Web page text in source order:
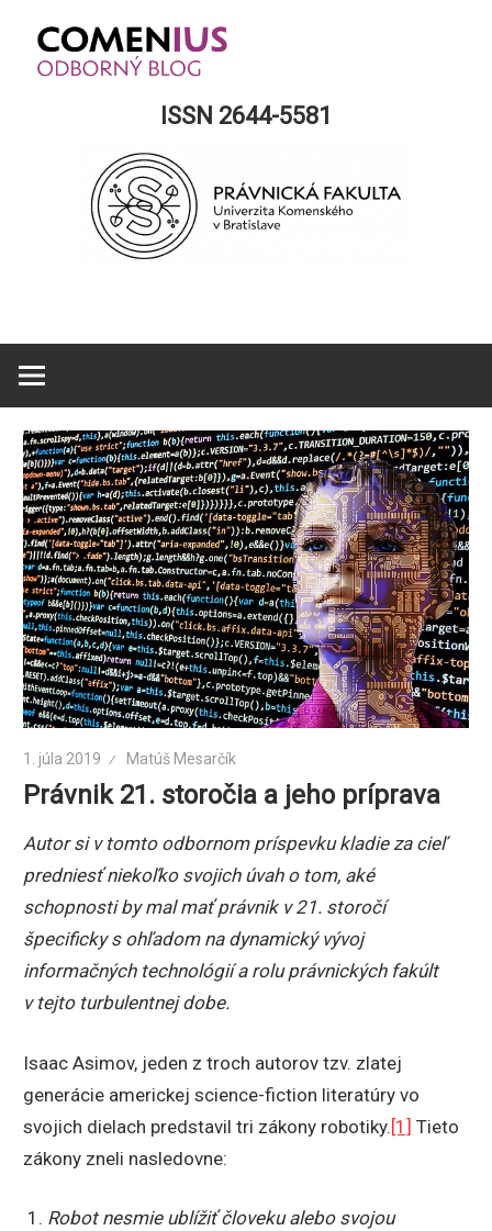
content
Comenius
Blog
ISSN 2644-5581
1. júla 2019 Matúš Mesarčík
Právnik 21. storočia a jeho príprava
Autor si v tomto odbornom príspevku kladie za cieľ
predniesť niekoľko svojich úvah o tom, aké
schopnosti by mal mať právnik v 21. storočí
špecificky s ohľadom na dynamický vývoj
informačných technológií a rolu právnických fakúlt
v tejto turbulentnej dobe.
Isaac Asimov, jeden z troch autorov tzv. zlatej
generácie americkej science-fiction literatúry vo
svojich dielach predstavil tri zákony robotiky. [1] Tieto
zákony zneli nasledovne:
Robot nesmie ublížiť človeku alebo svojou